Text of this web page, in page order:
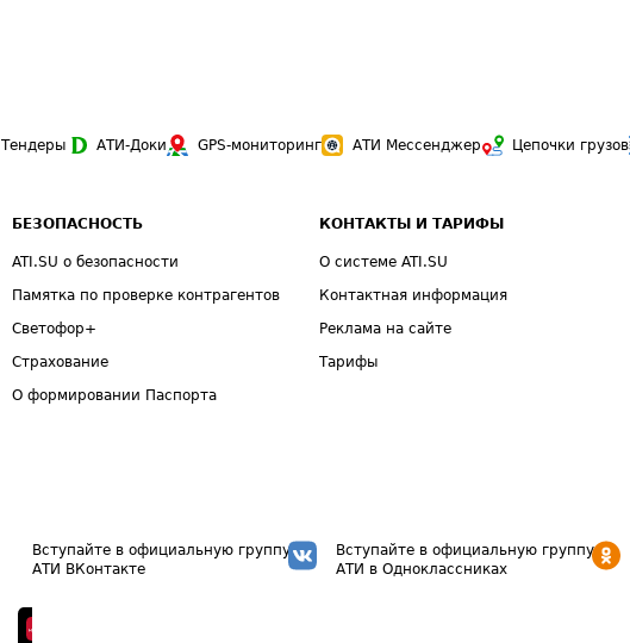
Тендеры АТИ-Доки GPS-мониторинг АТИ Мессенджер Цепочки грузов
БЕЗОПАСНОСТЬ
ATI.SU о безопасности
Памятка по проверке контрагентов
Светофор+
Страхование
О формировании Паспорта
КОНТАКТЫ И ТАРИФЫ
О системе ATI.SU
Контактная информация
Реклама на сайте
Тарифы
Вступайте в официальную группу
АТИ ВКонтакте
Вступайте в официальную группу
АТИ в Одноклассниках